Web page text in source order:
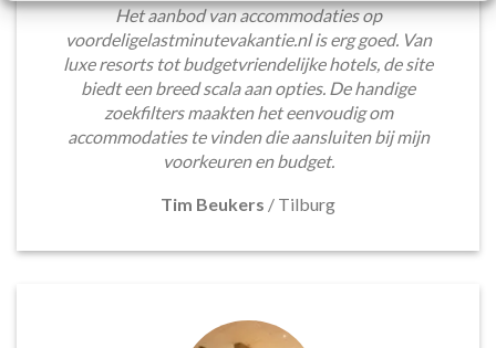
Het aanbod van accommodaties op
voordeligelastminutevakantie.nl is erg goed. Van
luxe resorts tot budgetvriendelijke hotels, de site
biedt een breed scala aan opties. De handige
zoekfilters maakten het eenvoudig om
accommodaties te vinden die aansluiten bij mijn
voorkeuren en budget.
Tim Beukers / Tilburg